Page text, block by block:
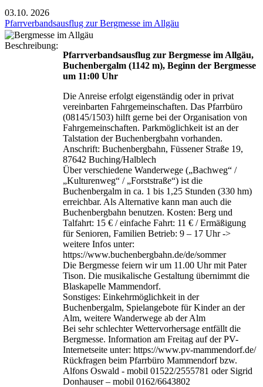
03.10. 2026
Pfarrverbandsausflug zur Bergmesse im Allgäu
Beschreibung:
Pfarrverbandsausflug zur Bergmesse im Allgäu,
Buchenbergalm (1142 m), Beginn der Bergmesse
um 11:00 Uhr
Die Anreise erfolgt eigenständig oder in privat
vereinbarten Fahrgemeinschaften. Das Pfarrbüro
(08145/1503) hilft gerne bei der Organisation von
Fahrgemeinschaften. Parkmöglichkeit ist an der
Talstation der Buchenbergbahn vorhanden.
Anschrift: Buchenbergbahn, Füssener Straße 19,
87642 Buching/Halblech
Über verschiedene Wanderwege („Bachweg“ /
„Kulturenweg“ / „Forststraße“) ist die
Buchenbergalm in ca. 1 bis 1,25 Stunden (330 hm)
erreichbar. Als Alternative kann man auch die
Buchenbergbahn benutzen. Kosten: Berg und
Talfahrt: 15 € / einfache Fahrt: 11 € / Ermäßigung
für Senioren, Familien Betrieb: 9 – 17 Uhr ->
weitere Infos unter:
https://www.buchenbergbahn.de/de/sommer
Die Bergmesse feiern wir um 11.00 Uhr mit Pater
Tison. Die musikalische Gestaltung übernimmt die
Blaskapelle Mammendorf.
Sonstiges: Einkehrmöglichkeit in der
Buchenbergalm, Spielangebote für Kinder an der
Alm, weitere Wanderwege ab der Alm
Bei sehr schlechter Wettervorhersage entfällt die
Bergmesse. Information am Freitag auf der PV-
Internetseite unter: https://www.pv-mammendorf.de/
Rückfragen beim Pfarrbüro Mammendorf bzw.
Alfons Oswald - mobil 01522/2555781 oder Sigrid
Donhauser – mobil 0162/6643802